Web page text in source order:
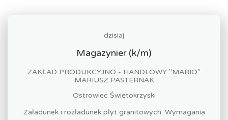
dzisiaj
Magazynier (k/m)
ZAKŁAD PRODUKCYJNO - HANDLOWY "MARIO"
MARIUSZ PASTERNAK
Ostrowiec Świętokrzyski
Załadunek i rozładunek płyt granitowych. Wymagania